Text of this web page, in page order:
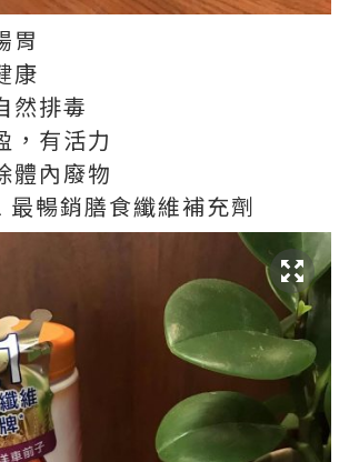
胃
康
然排毒
，有活力
體內廢物
暢銷膳食纖維補充劑